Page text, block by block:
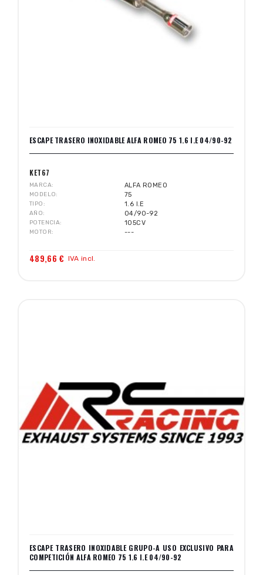
ESCAPE TRASERO INOXIDABLE ALFA ROMEO 75 1.6 I.E 04/90-92
KET67
MARCA ALFA ROMEO
MODELO 75
TIPO 1.6 I.E
AÑO 04/90-92
POTENCIA 105CV
MOTOR ---
489,66 € IVA incl.
ESCAPE TRASERO INOXIDABLE GRUPO-A USO EXCLUSIVO PARA
COMPETICIÓN ALFA ROMEO 75 1.6 I.E 04/90-92